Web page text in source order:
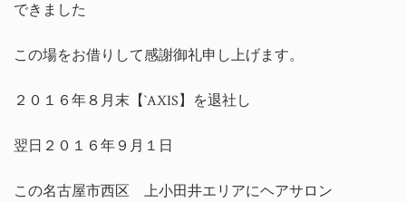
できました
この場をお借りして感謝御礼申し上げます。
２０１６年８月末【`AXIS】を退社し
翌日２０１６年９月１日
この名古屋市西区 上小田井エリアにヘアサロン